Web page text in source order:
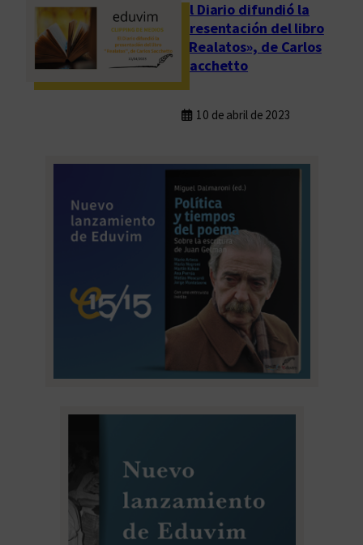
El Diario difundió la
presentación del libro
«Realatos», de Carlos
Sacchetto
10 de abril de 2023